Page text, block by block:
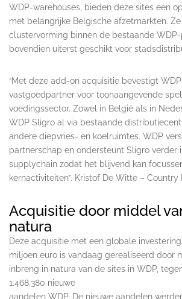
WDP-warehouses, bieden deze sites een
met belangrijke Belgische afzetmarkten.
clustervorming binnen de bestaande
bovendien uiterst geschikt voor
“Met deze add-on acquisitie bevestigt
vastgoedpartner voor toonaangevende
voedingssector. Zowel in België als in
WDP Sligro al via bestaande
andere diepvries- en koelruimtes. WDP
partnerschap en ondersteunt Sligro verder
supplychain zodat het blijvend kan
kernactiviteiten”. Kristof De Witte – Country
Acquisitie door middel
natura
Deze acquisitie met een globale
miljoen euro is vandaag gerealiseerd door
inbreng in natura van de sites in WDP,
1.468.380 nieuwe
aandelen WDP. De nieuwe aandelen